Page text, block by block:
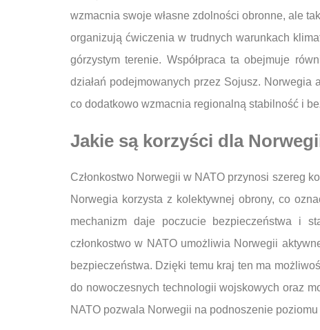
wzmacnia swoje własne zdolności obronne, ale
organizują ćwiczenia w trudnych warunkach
górzystym terenie. Współpraca ta obejmuje
działań podejmowanych przez Sojusz.
co dodatkowo wzmacnia regionalną stabilność i
Jakie są korzyści dla
Członkostwo Norwegii w NATO przynosi szereg
Norwegia korzysta z kolektywnej obrony, co
mechanizm daje poczucie bezpieczeństwa i
członkostwo w NATO umożliwia Norwegii
bezpieczeństwa. Dzięki temu kraj ten ma
do nowoczesnych technologii wojskowych oraz
NATO pozwala Norwegii na podnoszenie